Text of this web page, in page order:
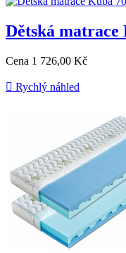
Dětská matrace
Cena 1 726,00 Kč
 Rychlý náhled